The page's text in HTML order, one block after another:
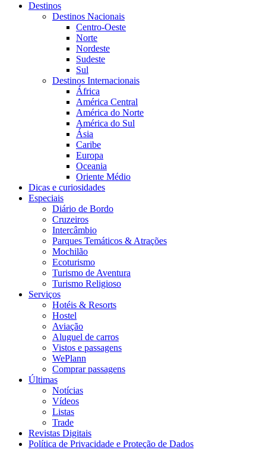
Destinos
Destinos Nacionais
Centro-Oeste
Norte
Nordeste
Sudeste
Sul
Destinos Internacionais
África
América Central
América do Norte
América do Sul
Ásia
Caribe
Europa
Oceania
Oriente Médio
Dicas e curiosidades
Especiais
Diário de Bordo
Cruzeiros
Intercâmbio
Parques Temáticos & Atrações
Mochilão
Ecoturismo
Turismo de Aventura
Turismo Religioso
Serviços
Hotéis & Resorts
Hostel
Aviação
Aluguel de carros
Vistos e passagens
WePlann
Comprar passagens
Últimas
Notícias
Vídeos
Listas
Trade
Revistas Digitais
Política de Privacidade e Proteção de Dados